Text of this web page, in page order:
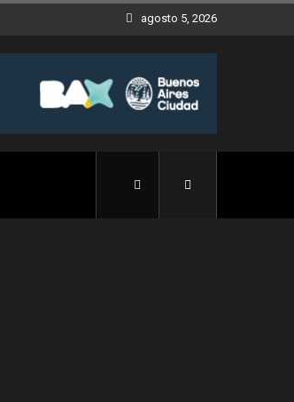
agosto 5, 2026